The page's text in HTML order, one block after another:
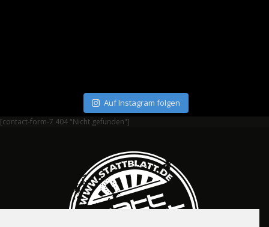
Auf Instagram folgen
[contact-form-7 404 "Nicht gefunden"]